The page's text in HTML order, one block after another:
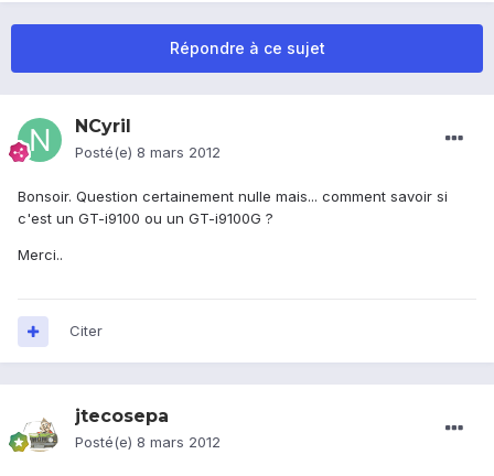
Répondre à ce sujet
NCyril
Posté(e) 8 mars 2012
Bonsoir. Question certainement nulle mais... comment savoir si
c'est un GT-i9100 ou un GT-i9100G ?
Merci..
Citer
jtecosepa
Posté(e) 8 mars 2012